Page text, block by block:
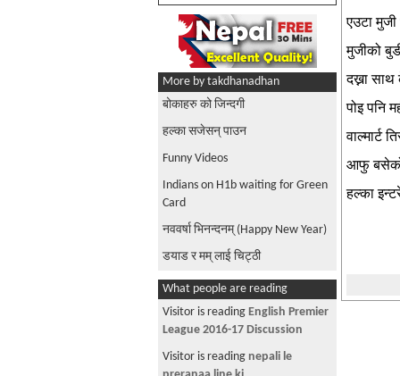
More by takdhanadhan
बोकाहरु को जिन्दगी
हल्का सजेसन् पाउन
Funny Videos
Indians on H1b waiting for Green
Card
नववर्षा भिनन्दनम् (Happy New Year)
डयाड र मम् लाई चिट्ठी
What people are reading
Visitor is reading English Premier
League 2016-17 Discussion
Visitor is reading nepali le
एउटा मुजी
मुजीको
दख्ना
पोइ पनि
वाल्मार्ट
आफु बसेको
हल्का